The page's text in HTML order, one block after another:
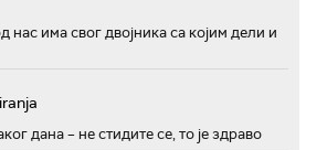
нас има свог двојника са којим дели и
дана – не стидите се, то је здраво